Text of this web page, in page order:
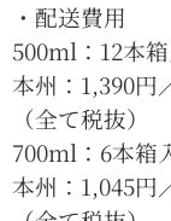
・配送費用
500ml：12本箱
本州：1,390円
（全て税抜）
700ml：6本箱
本州：1,045円